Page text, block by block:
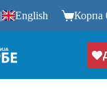
| English Корпа